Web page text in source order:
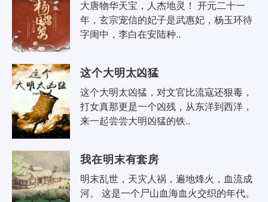
大唐物华天宝，人杰地灵！ 开元二十一
年，玄宗宠信的妃子是武惠妃，杨玉环待
字闺中，李白在安陆种..
这个大明太凶猛
这个大明太凶猛，对文官比流寇还狠毒，
打女真那更是一个凶残，从东洋到西洋，
来一起尝尝大明凶猛的铁..
我在明末有套房
明末乱世，天灾人祸，遍地烽火，血流成
河。 这是一个尸山血海血火交织的年代。